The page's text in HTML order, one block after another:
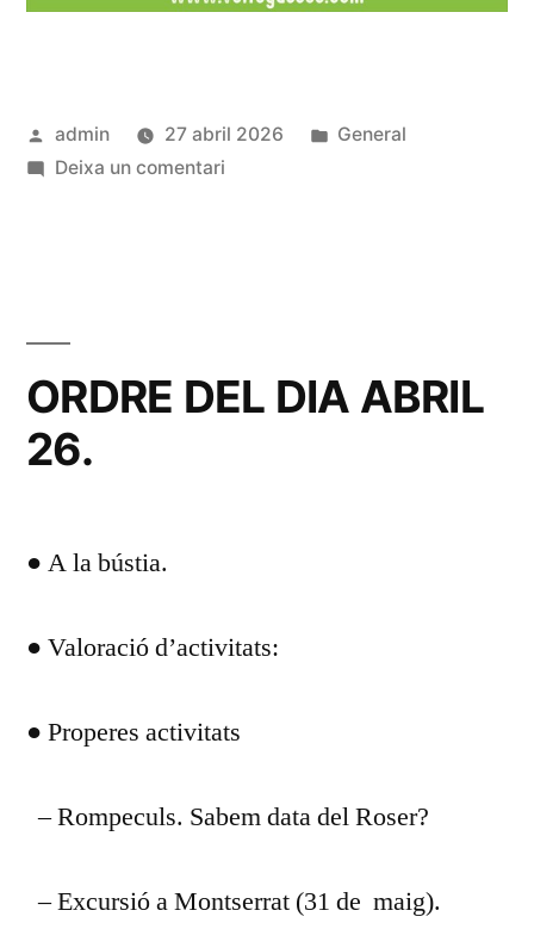
Publicat
per
admin 27 abril 2026
Publicat
General
Deixa un comentaria
ORDRE DEL DIA ABRIL
26.
● A la bústia.
● Valoració d’activitats:
● Properes activitats
– Rompeculs. Sabem data del Roser?
– Excursió a Montserrat (31 de maig).